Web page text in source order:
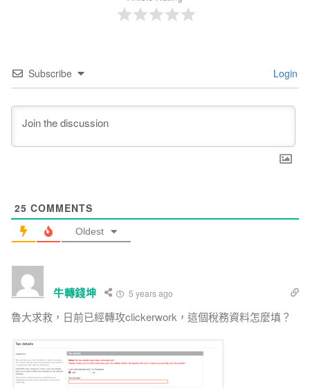
Subscribe Login
25 COMMENTS
Oldest
牛轉錢坤 5 years ago
魯大求救，日前已經轉攻clickerwork，這個稅務資料怎麼填？